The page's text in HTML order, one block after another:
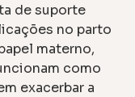
de suporte
no parto
materno,
como
exacerbar a